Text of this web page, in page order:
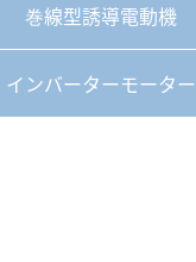
巻線型誘導電動機
インバーターモーター